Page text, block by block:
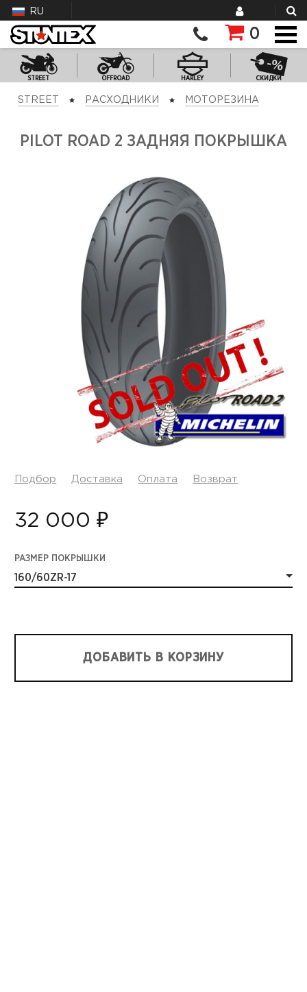
RU
0
STREET OFFROAD HARLEY СКИДКИ
STREET РАСХОДНИКИ МОТОРЕЗИНА
PILOT ROAD 2 ЗАДНЯЯ ПОКРЫШКА
Подбор Доставка Оплата Возврат
32 000 ₽
РАЗМЕР ПОКРЫШКИ
160/60ZR-17
ДОБАВИТЬ В КОРЗИНУ